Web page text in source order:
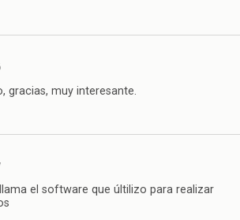
gracias, muy interesante.
el software que últilizo para realizar